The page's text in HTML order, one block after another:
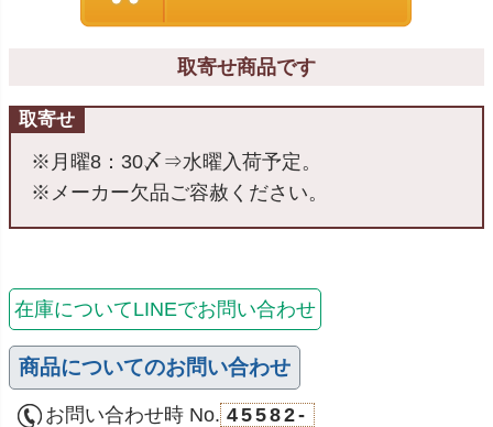
取寄せ商品です
取寄せ
※月曜8：30〆⇒水曜入荷予定。
※メーカー欠品ご容赦ください。
在庫についてLINEでお問い合わせ
商品についてのお問い合わせ
お問い合わせ時 No. 45582-